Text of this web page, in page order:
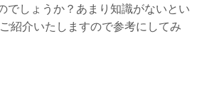
でしょうか？あまり知識がないとい
紹介いたしますので参考にしてみ